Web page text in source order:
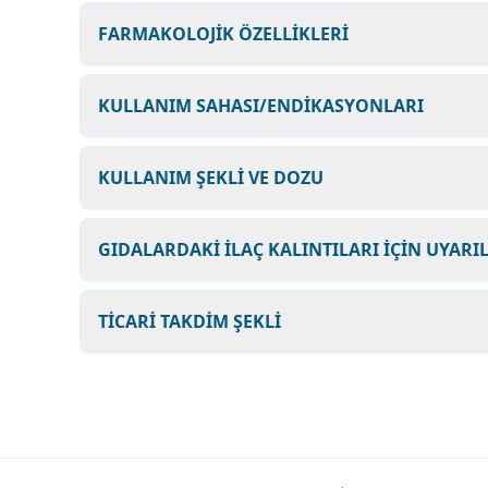
FARMAKOLOJİK ÖZELLİKLERİ
KULLANIM SAHASI/ENDİKASYONLARI
KULLANIM ŞEKLİ VE DOZU
GIDALARDAKİ İLAÇ KALINTILARI İÇİN
TİCARİ TAKDİM ŞEKLİ